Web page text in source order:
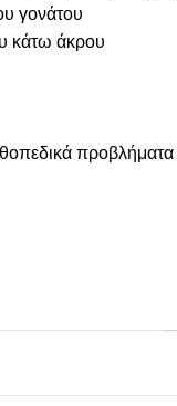
γονάτου
κάτω άκρου
προβλήματα